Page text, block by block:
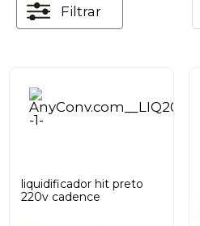
Filtrar
liquidificador hit preto
220v cadence